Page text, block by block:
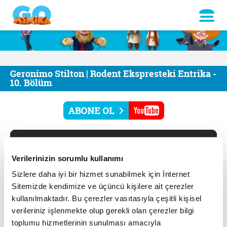
Verilerinizin sorumlu kullanımı
Sizlere daha iyi bir hizmet sunabilmek için İnternet
Sitemizde kendimize ve üçüncü kişilere ait çerezler
kullanılmaktadır. Bu çerezler vasıtasıyla çeşitli kişisel
verileriniz işlenmekte olup gerekli olan çerezler bilgi
toplumu hizmetlerinin sunulması amacıyla
Geronimo Stilton | Rodent Ekspresteki Entrika -
10. Bölüm